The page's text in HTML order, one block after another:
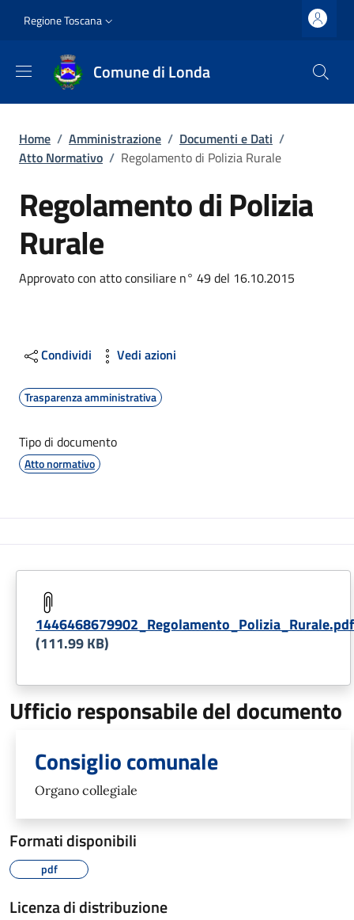
Slim top
Regione Toscana
Comune di Londa
Briciole di pane
Home / Amministrazione / Documenti e Dati /
Atto Normativo / Regolamento di Polizia Rurale
Regolamento di Polizia
Rurale
Dettagli
Approvato con atto consiliare n° 49 del 16.10.2015
Condividi Vedi azioni
Trasparenza amministrativa
Tipo di documento
Atto normativo
1446468679902_Regolamento_Polizia_Rurale.pdf
(111.99 KB)
Ufficio responsabile del documento
Consiglio comunale
Organo collegiale
Formati disponibili
pdf
Licenza di distribuzione